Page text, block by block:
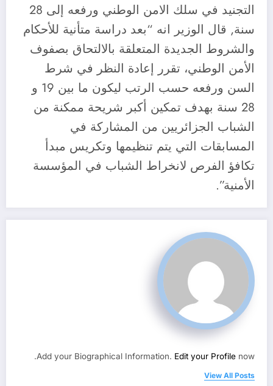
التجنيد في سلك الامن الوطني ورفعه إلى 28
سنة, قال الوزير انه “بعد دراسة متأنية للأحكام
والشروط الجديدة المتعلقة بالالتحاق بصفوف
الأمن الوطني، تقرر إعادة النظر في شرط
السن ورفعه حسب الرتب ليكون ما بين 19 و
28 سنة بهدف تمكين أكبر شريحة ممكنة من
الشباب الجزائريين من المشاركة في
المسابقات التي يتم تنظيمها وتكريس مبدأ
تكافؤ الفرص لانخراط الشباب في المؤسسة
الأمنية”.
Add your Biographical Information. Edit your Profile now.
View All Posts